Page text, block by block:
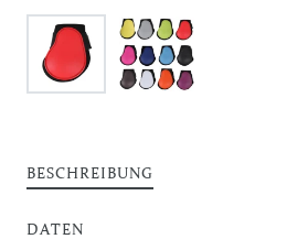
BESCHREIBUNG
DATEN